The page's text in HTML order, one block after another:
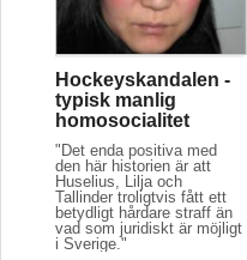
Hockeyskandalen -
typisk manlig
homosocialitet
"Det enda positiva med
den här historien är att
Huselius, Lilja och
Tallinder troligtvis fått ett
betydligt hårdare straff än
vad som juridiskt är möjligt
i Sverige."